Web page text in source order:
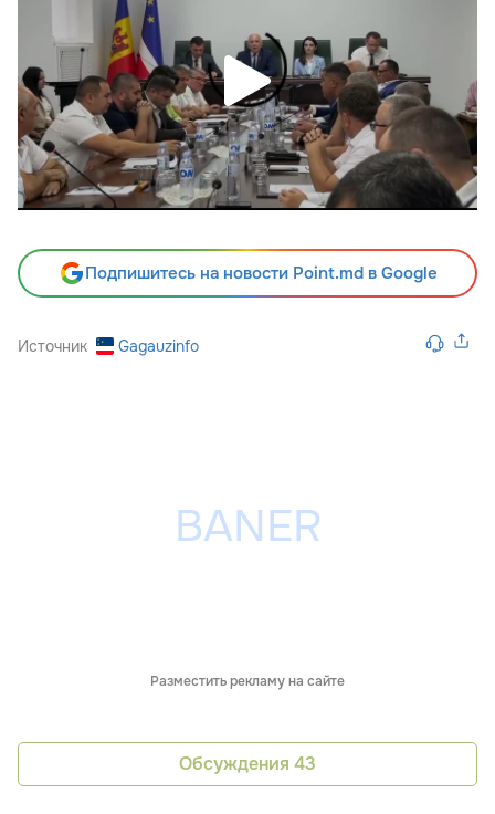
Подпишитесь на новости Point.md в Google
Источник Gagauzinfo
Разместить рекламу на сайте
Обсуждения 43